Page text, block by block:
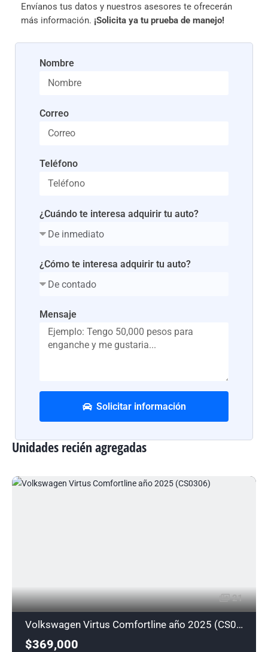
Envíanos tus datos y nuestros asesores te ofrecerán
más información. ¡Solicita ya tu prueba de manejo!
Nombre
Correo
Teléfono
¿Cuándo te interesa adquirir tu auto?
¿Cómo te interesa adquirir tu auto?
Mensaje
Solicitar información
Unidades recién agregadas
21
Volkswagen Virtus Comfortline año 2025 (CS0306)
$369,000